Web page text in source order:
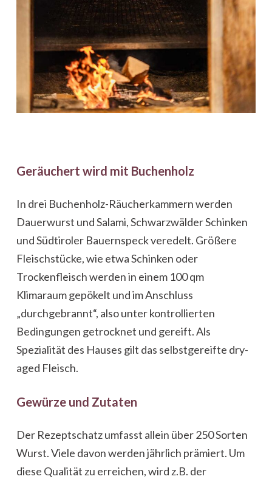
Geräuchert wird mit Buchenholz
In drei Buchenholz-Räucherkammern werden
Dauerwurst und Salami, Schwarzwälder Schinken
und Südtiroler Bauernspeck veredelt. Größere
Fleischstücke, wie etwa Schinken oder
Trockenfleisch werden in einem 100 qm
Klimaraum gepökelt und im Anschluss
„durchgebrannt“, also unter kontrollierten
Bedingungen getrocknet und gereift. Als
Spezialität des Hauses gilt das selbstgereifte dry-
aged Fleisch.
Gewürze und Zutaten
Der Rezeptschatz umfasst allein über 250 Sorten
Wurst. Viele davon werden jährlich prämiert. Um
diese Qualität zu erreichen, wird z.B. der